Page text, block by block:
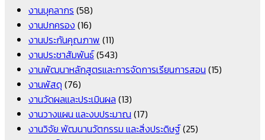
งานบุคลากร (58)
งานปกครอง (16)
งานประกันคุณภาพ (11)
งานประชาสัมพันธ์(543)
งานพัฒนาหลักสูตรและการจัดการเรียนการสอน (15)
งานพัสดุ (76)
งานวัดผลและประเมินผล (13)
งานวางแผน และงบประมาณ (17)
งานวิจัย พัฒนานวัตกรรม และสิ่งประดิษฐ์(25)